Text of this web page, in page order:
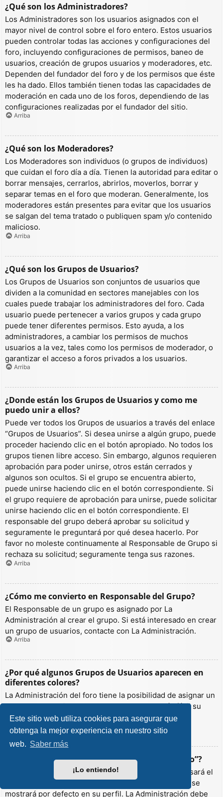
Este sitio web utiliza cookies para asegurar que
obtenga la mejor experiencia en nuestro sitio
web. Saber más
¡Lo entiendo!
¿Qué son los Administradores?
Los Administradores son los usuarios asignados con el
mayor nivel de control sobre el foro entero. Estos usuarios
pueden controlar todas las acciones y configuraciones del
foro, incluyendo configuraciones de permisos, baneo de
usuarios, creación de grupos usuarios y moderadores, etc.
Dependen del fundador del foro y de los permisos que éste
les ha dado. Ellos también tienen todas las capacidades de
moderación en cada uno de los foros, dependiendo de las
configuraciones realizadas por el fundador del sitio.
Arriba
¿Qué son los Moderadores?
Los Moderadores son individuos (o grupos de individuos)
que cuidan el foro día a día. Tienen la autoridad para editar o
borrar mensajes, cerrarlos, abrirlos, moverlos, borrar y
separar temas en el foro que moderan. Generalmente, los
moderadores están presentes para evitar que los usuarios
se salgan del tema tratado o publiquen spam y/o contenido
malicioso.
Arriba
¿Qué son los Grupos de Usuarios?
Los Grupos de Usuarios son conjuntos de usuarios que
dividen a la comunidad en sectores manejables con los
cuales puede trabajar los administradores del foro. Cada
usuario puede pertenecer a varios grupos y cada grupo
puede tener diferentes permisos. Esto ayuda, a los
administradores, a cambiar los permisos de muchos
usuarios a la vez, tales como los permisos de moderador, o
garantizar el acceso a foros privados a los usuarios.
Arriba
¿Donde están los Grupos de Usuarios y como me
puedo unir a ellos?
Puede ver todos los Grupos de usuarios a través del enlace
“Grupos de Usuarios”. Si desea unirse a algún grupo, puede
proceder haciendo clic en el botón apropiado. No todos los
grupos tienen libre acceso. Sin embargo, algunos requieren
aprobación para poder unirse, otros están cerrados y
algunos son ocultos. Si el grupo se encuentra abierto,
puede unirse haciendo clic en el botón correspondiente. Si
el grupo requiere de aprobación para unirse, puede solicitar
unirse haciendo clic en el botón correspondiente. El
responsable del grupo deberá aprobar su solicitud y
seguramente le preguntará por qué desea hacerlo. Por
favor no moleste continuamente al Responsable de Grupo si
rechaza su solicitud; seguramente tenga sus razones.
Arriba
¿Cómo me convierto en Responsable del Grupo?
El Responsable de un grupo es asignado por La
Administración al crear el grupo. Si está interesado en crear
un grupo de usuarios, contacte con La Administración.
Arriba
¿Por qué algunos Grupos de Usuarios aparecen en
diferentes colores?
La Administración del foro tiene la posibilidad de asignar un
color a los usuarios de un grupo para hacer más fácil su
identificación.
Arriba
¿Qué es un “Grupo de Usuarios predeterminado”?
Si es miembro de más de un grupo por defecto, se usará el
“predeterminado” para determinar qué color y rango se
mostrará por defecto en su perfil. La Administración debe